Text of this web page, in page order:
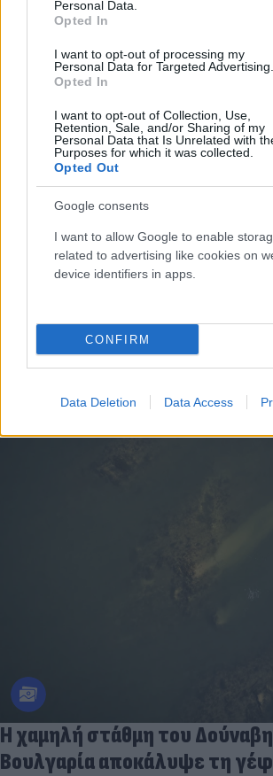
Personal Data.
Opted In
I want to opt-out of processing my
Personal Data for Targeted Advertising.
Opted In
I want to opt-out of Collection, Use,
Retention, Sale, and/or Sharing of my
Personal Data that Is Unrelated with
Purposes for which it was collected.
Opted Out
Google consents
I want to allow Google to enable
related to advertising like cookies on
device identifiers in apps.
CONFIRM
Data Deletion Data Access
Η χαμηλή στάθμη του
Βουλγαρία αποκάλυψε τη